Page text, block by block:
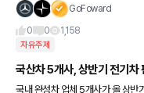
결함 등으로 인해 고장이 발생하거
GoFoward
0
0 1,158
자유주제
국산차 5개사, 상반기 전기차
국내 완성차 업체 5개사가 올 상